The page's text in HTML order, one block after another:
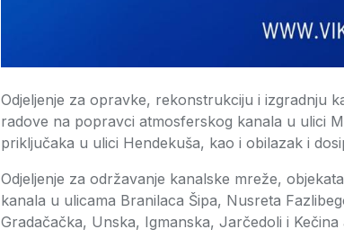
Odjeljenje za opravke, rekonstrukciju i izgradnju
radove na popravci atmosferskog kanala u ulici
priključaka u ulici Hendekuša, kao i obilazak i
Odjeljenje za održavanje kanalske mreže,
kanala u ulicama Branilaca Šipa, Nusreta
Gradačačka, Unska, Igmanska, Jarčedoli i